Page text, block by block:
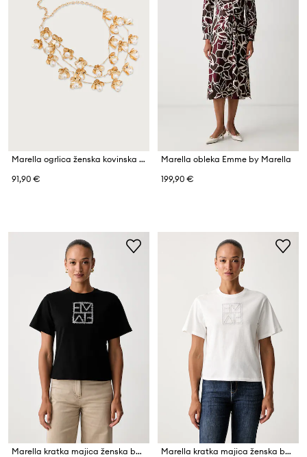
Marella ogrlica ženska kovinska MLLDOTTO
91,90 €
Marella obleka Emme by Marella
199,90 €
Marella kratka majica ženska bombažna Emme by Marella
Marella kratka majica ženska bombažna Emme by Marella